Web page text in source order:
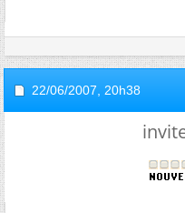
22/06/2007, 20h38